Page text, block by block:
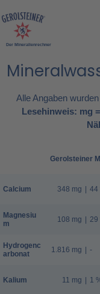
Der Mineralienrechner
Alle Angaben
Lesehinweis: mg
Calcium
Magnesiu
m
Hydrogenc
arbonat
Kalium
Gerolsteiner
348 mg | 44
108 mg | 29
1.816 mg | -
11 mg | 1